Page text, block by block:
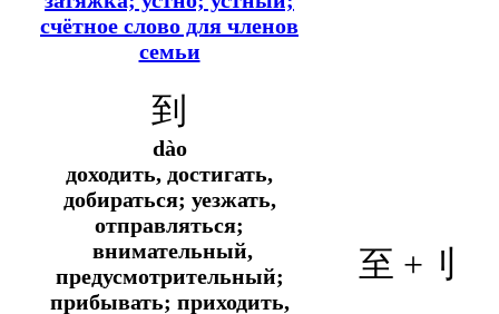
счётное слово для членов
семьи
到
dào
доходить, достигать,
добираться; уезжать,
отправляться;
внимательный,
предусмотрительный;
прибывать; приходить,
至 + 刂